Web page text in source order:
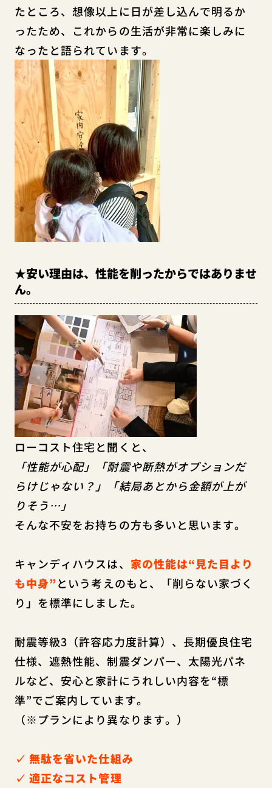
たところ、想像以上に日が差し込んで明るか
ったため、これからの生活が非常に楽しみに
なったと語られています。
★安い理由は、性能を削ったからではありませ
ん。
ローコスト住宅と聞くと、
「性能が心配」「耐震や断熱がオプションだ
らけじゃない？」「結局あとから金額が上が
りそう…」
そんな不安をお持ちの方も多いと思います。
キャンディハウスは、 家の性能は“見た目より
も中身”という考えのもと、「削らない家づく
り」を標準にしました。
耐震等級3（許容応力度計算）、長期優良住宅
仕様、遮熱性能、制震ダンパー、太陽光パネ
ルなど、安心と家計にうれしい内容を“標
準”でご案内しています。
（※プランにより異なります。）
✓ 無駄を省いた仕組み
✓ 適正なコスト管理